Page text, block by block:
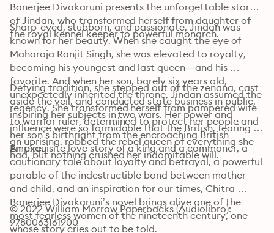
Banerjee Divakaruni presents the unforgettable story
of Jindan, who transformed herself from daughter of
the royal kennel keeper to powerful monarch.
Sharp-eyed, stubborn, and passionate, Jindan was
known for her beauty. When she caught the eye of
Maharaja Ranjit Singh, she was elevated to royalty,
becoming his youngest and last queen—and his
favorite. And when her son, barely six years old,
unexpectedly inherited the throne, Jindan assumed the
regency. She transformed herself from pampered wife
to warrior ruler, determined to protect her people and
her son’s birthright from the encroaching British
Empire.
Defying tradition, she stepped out of the zenana, cast
aside the veil, and conducted state business in public,
inspiring her subjects in two wars. Her power and
influence were so formidable that the British, fearing
an uprising, robbed the rebel queen of everything she
had, but nothing crushed her indomitable will.
An exquisite love story of a king and a commoner, a
cautionary tale about loyalty and betrayal, a powerful
parable of the indestructible bond between mother
and child, and an inspiration for our times, Chitra
Banerjee Divakaruni’s novel brings alive one of the
most fearless women of the nineteenth century, one
whose story cries out to be told.
© 2022 William Morrow Paperbacks (Audiolibro):
9780063161900